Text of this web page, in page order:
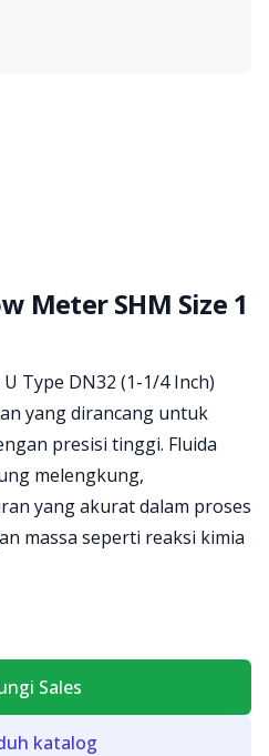
Meter SHM Size 1
Type DN32 (1-1/4 Inch)
yang dirancang untuk
presisi tinggi. Fluida
melengkung,
yang akurat dalam proses
massa seperti reaksi kimia
Sales
katalog